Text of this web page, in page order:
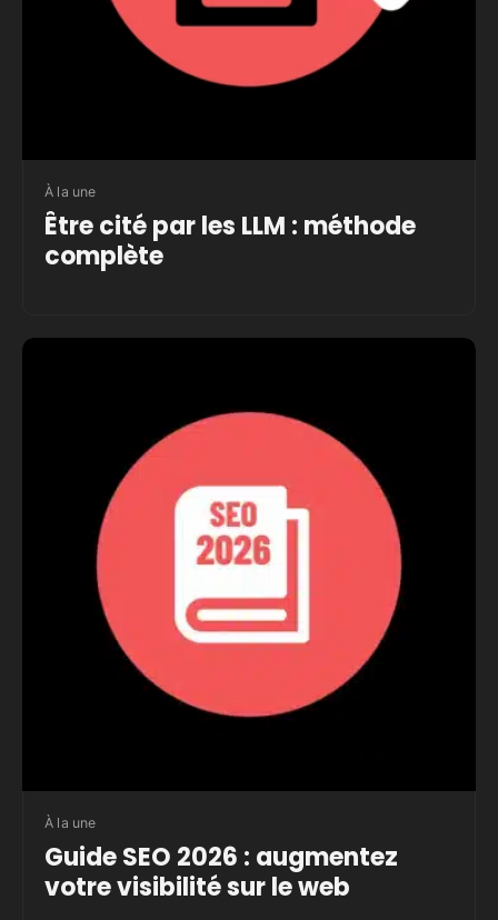
À la une
Être cité par les LLM : méthode
complète
À la une
Guide SEO 2026 : augmentez
votre visibilité sur le web